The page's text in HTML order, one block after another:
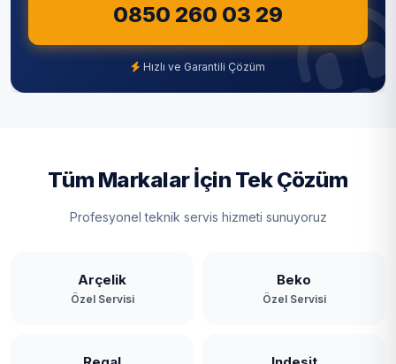
0850 260 03 29
Hızlı ve Garantili Çözüm
Tüm Markalar İçin Tek Çözüm
Profesyonel teknik servis hizmeti sunuyoruz
Arçelik
Özel Servisi
Beko
Özel Servisi